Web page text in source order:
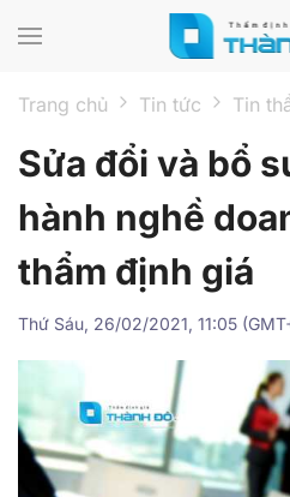
Trang chủ Tin tức Tin
Sửa đổi và bổ
hành nghề
thẩm định giá
Thứ Sáu, 26/02/2021, 11:05